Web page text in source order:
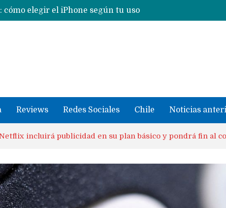
ex empleados se llevaron datos confidenciales a OpenAI
Reviews Redes Sociales Chile Noticias
incluirá publicidad en su plan básico y pondrá fin al